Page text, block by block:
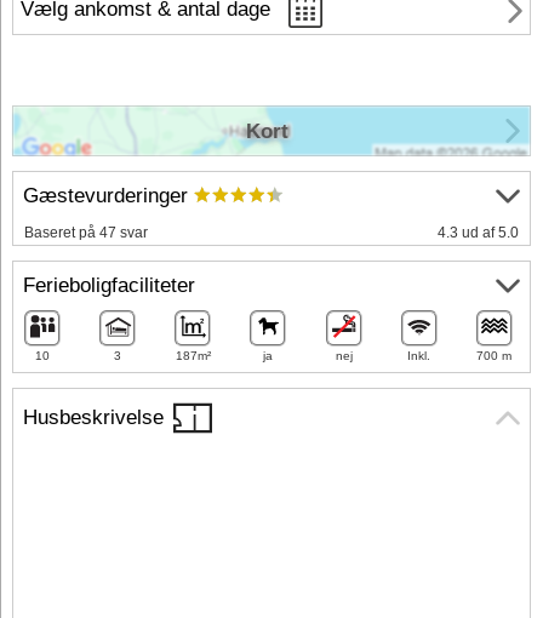
Vælg ankomst & antal dage
Husbeskrivelse
Gæstevurderinger
Baseret på 47 svar 4.3 ud af 5.0
Ferieboligfaciliteter
10 3 187m² ja nej Inkl. 700 m
Kort